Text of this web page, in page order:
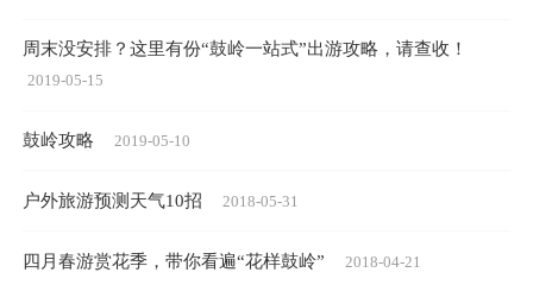
周末没安排？这里有份“鼓岭一站式”出游攻略，请查收！
2019-05-15
鼓岭攻略 2019-05-10
户外旅游预测天气10招 2018-05-31
四月春游赏花季，带你看遍“花样鼓岭” 2018-04-21